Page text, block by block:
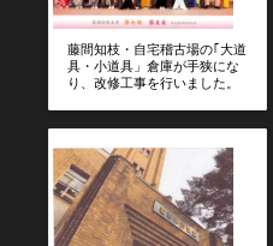
藤間知枝・自宅稽古場の｢大道
具・小道具」倉庫が手狭にな
り、改修工事を行いました。